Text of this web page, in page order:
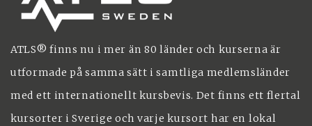
ATLS® finns nu i mer än 80 länder och kurserna är
utformade på samma sätt i samtliga medlemsländer
med ett internationellt kursbevis. Det finns ett flertal
kursorter i Sverige och varje kursort har en lokal